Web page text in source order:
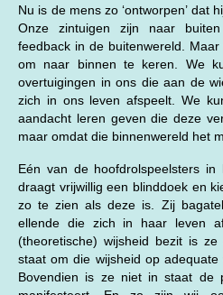
Nu is de mens zo ‘ontworpen’ dat
Onze zintuigen zijn naar
feedback in de buitenwereld.
om naar binnen te keren. We
overtuigingen in ons die aan de
zich in ons leven afspeelt. We
aandacht leren geven die deze
maar omdat die binnenwereld het
Eén van de hoofdrolspeelsters
draagt vrijwillig een blinddoek en
zo te zien als deze is. Zij
ellende die zich in haar leven
(theoretische) wijsheid bezit is
staat om die wijsheid op adequate
Bovendien is ze niet in staat de